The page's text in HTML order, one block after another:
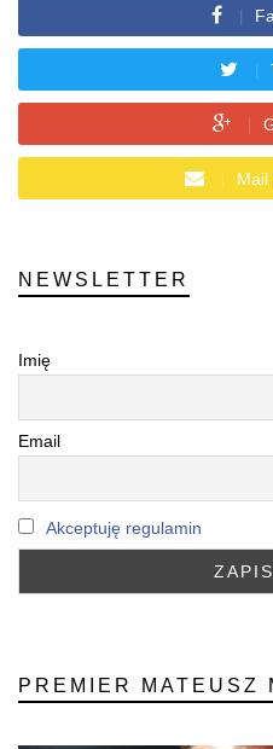
Mail
NEWSLETTER
Imię
Email
Akceptuję regulamin
PREMIER MATEUSZ